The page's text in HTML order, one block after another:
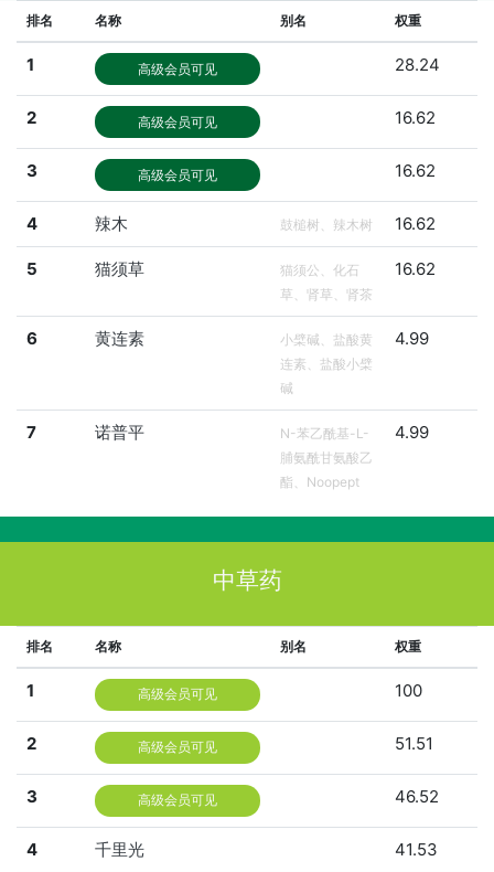
排名 名称 别名 权重
1 高级会员可见 28.24
2 高级会员可见 16.62
3 高级会员可见 16.62
4 辣木 鼓槌树、辣木树 16.62
5 猫须草
猫须公、化石
草、肾草、肾茶
16.62
6 黄连素
小檗碱、盐酸黄
连素、盐酸小檗
碱
4.99
7 诺普平
N-苯乙酰基-L-
脯氨酰甘氨酸乙
酯、Noopept
4.99
中草药
排名 名称 别名 权重
1 高级会员可见 100
2 高级会员可见 51.51
3 高级会员可见 46.52
4 千里光 41.53